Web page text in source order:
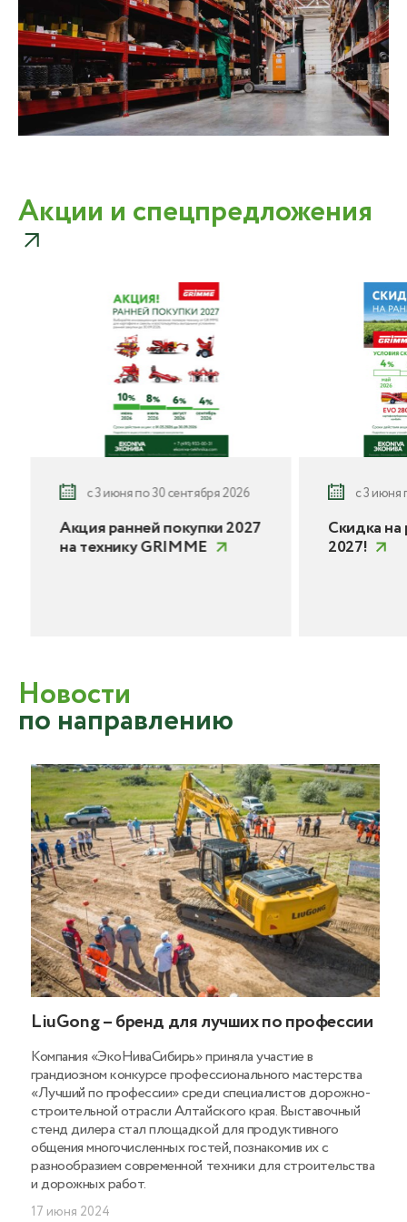
Акции и спецпредложения
с 3 июня по 30 сентября 2026
Акция ранней покупки 2027
на технику GRIMME
с 3 июня
Скидка на
2027!
Новости
по направлению
LiuGong – бренд для лучших по профессии
Компания «ЭкоНиваСибирь» приняла участие в
грандиозном конкурсе профессионального мастерства
«Лучший по профессии» среди специалистов дорожно-
строительной отрасли Алтайского края. Выставочный
стенд дилера стал площадкой для продуктивного
общения многочисленных гостей, познакомив их с
разнообразием современной техники для строительства
и дорожных работ.
17 июня 2024